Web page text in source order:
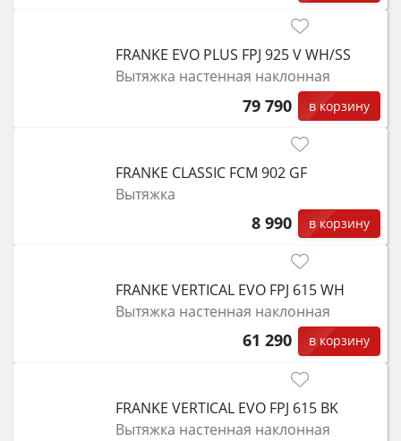
FRANKE EVO PLUS FPJ 925 V WH/SS
Вытяжка настенная наклонная
79 790 в корзину
FRANKE CLASSIC FCM 902 GF
Вытяжка
8 990 в корзину
FRANKE VERTICAL EVO FPJ 615 WH
Вытяжка настенная наклонная
61 290 в корзину
FRANKE VERTICAL EVO FPJ 615 BK
Вытяжка настенная наклонная